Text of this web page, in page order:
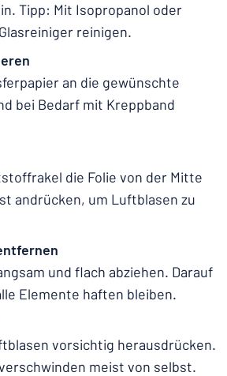
Tipp: Mit Isopropanol oder
reinigen.
an die gewünschte
bei Bedarf mit Kreppband
die Folie von der Mitte
andrücken, um Luftblasen zu
und flach abziehen. Darauf
Elemente haften bleiben.
vorsichtig herausdrücken.
meist von selbst.